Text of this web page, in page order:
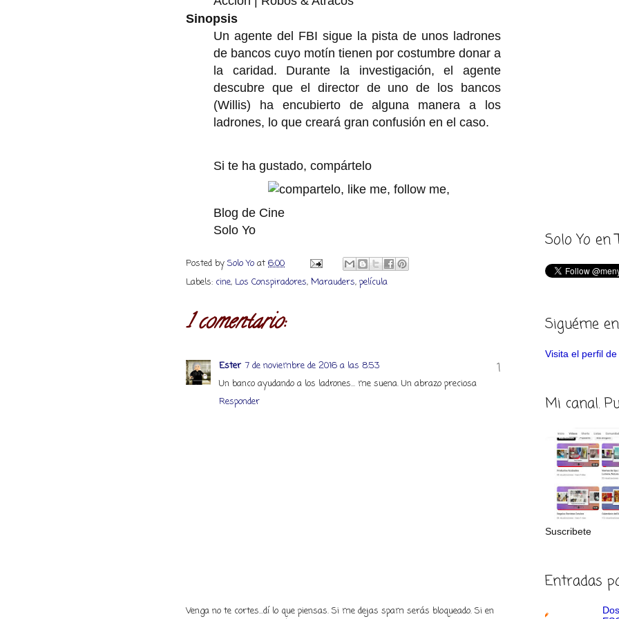
Sinopsis
Un agente del FBI sigue la pista de unos ladrones
de bancos cuyo motín tienen por costumbre donar a
la caridad. Durante la investigación, el agente
descubre que el director de uno de los bancos
(Willis) ha encubierto de alguna manera a los
ladrones, lo que creará gran confusión en el caso.
Si te ha gustado, compártelo
Blog de Cine
Solo Yo
Posted by Solo Yo at 6:00
Labels: cine, Los Conspiradores, Marauders, película
1 comentario:
Ester 7 de noviembre de 2016 a las 8:53
Un banco ayudando a los ladrones... me suena. Un abrazo preciosa
Responder
Venga no te cortes...dí lo que piensas. Si me dejas spam serás bloqueado. Si en
Solo Yo en
Siguéme
Visita el perfil
Mi canal.
Suscribete
Entradas